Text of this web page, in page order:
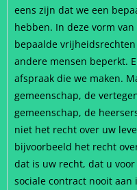
eens zijn dat we een
hebben. In deze vorm
bepaalde
andere mensen beperkt.
afspraak die we maken.
gemeenschap, de
gemeenschap, de
niet het recht over uw
bijvoorbeeld het recht
dat is uw recht, dat u
sociale contract nooit